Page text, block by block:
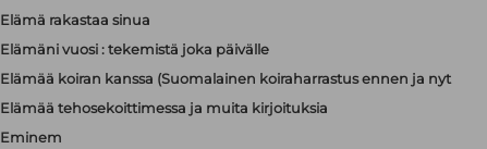
Elämä rakastaa sinua
Elämäni vuosi : tekemistä joka päivälle
Elämää koiran kanssa (Suomalainen koiraharrastus ennen ja nyt
Elämää tehosekoittimessa ja muita kirjoituksia
Eminem